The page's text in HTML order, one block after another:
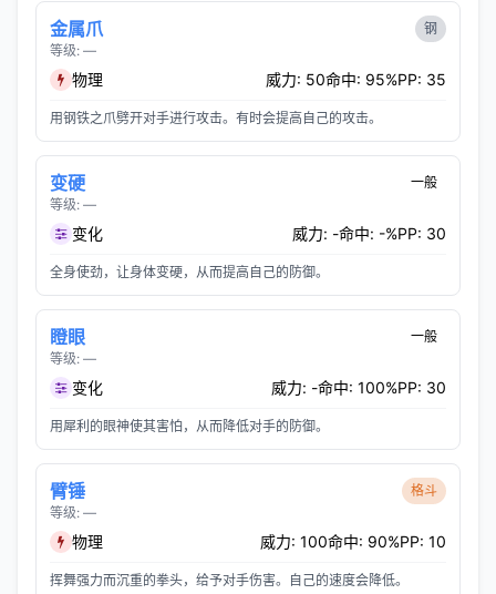
金属爪
等级: —
钢
物理 威力: 50命中: 95%PP: 35
用钢铁之爪劈开对手进行攻击。有时会提高自己的攻击。
变硬
等级: —
一般
变化 威力: -命中: -%PP: 30
全身使劲，让身体变硬，从而提高自己的防御。
瞪眼
等级: —
一般
变化 威力: -命中: 100%PP: 30
用犀利的眼神使其害怕，从而降低对手的防御。
臂锤
等级: —
格斗
物理 威力: 100命中: 90%PP: 10
挥舞强力而沉重的拳头，给予对手伤害。自己的速度会降低。